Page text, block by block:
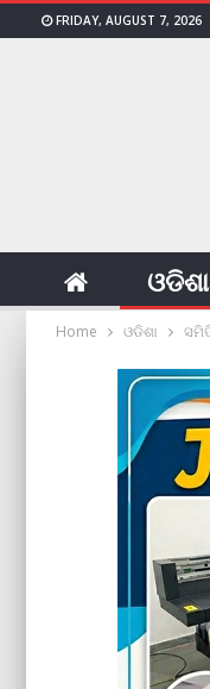
FRIDAY, AUGUST 7, 2026
ଓଡିଶା
Home ଓଡିଶା